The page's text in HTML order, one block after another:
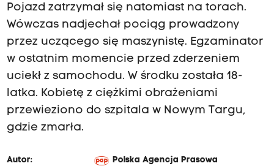
Pojazd zatrzymał się natomiast na torach.
Wówczas nadjechał pociąg prowadzony
przez uczącego się maszynistę. Egzaminator
w ostatnim momencie przed zderzeniem
uciekł z samochodu. W środku została 18-
latka. Kobietę z ciężkimi obrażeniami
przewieziono do szpitala w Nowym Targu,
gdzie zmarła.
Autor:
Polska Agencja Prasowa